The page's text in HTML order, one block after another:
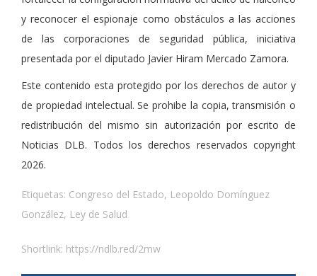
y reconocer el espionaje como obstáculos a las acciones
de las corporaciones de seguridad pública, iniciativa
presentada por el diputado Javier Hiram Mercado Zamora.
Este contenido esta protegido por los derechos de autor y
de propiedad intelectual. Se prohibe la copia, transmisión o
redistribución del mismo sin autorización por escrito de
Noticias DLB. Todos los derechos reservados copyright
2026.
Etiquetas: Congreso del Estado, Leopoldo Domínguez
González, Ley de Salud
Shortlink: https://ndlb.red/2mw